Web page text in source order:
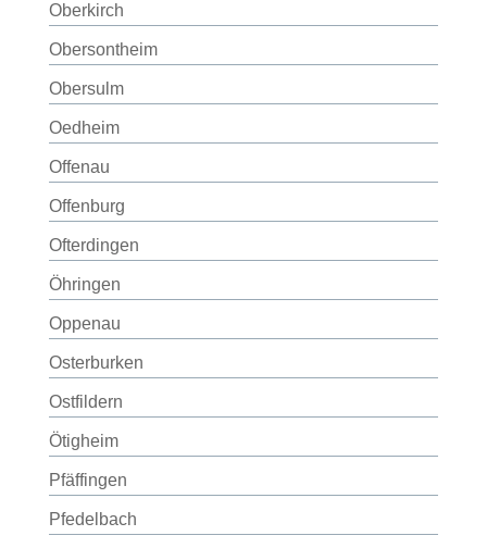
Oberkirch
Obersontheim
Obersulm
Oedheim
Offenau
Offenburg
Ofterdingen
Öhringen
Oppenau
Osterburken
Ostfildern
Ötigheim
Pfäffingen
Pfedelbach